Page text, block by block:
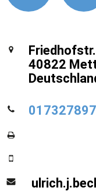
40822